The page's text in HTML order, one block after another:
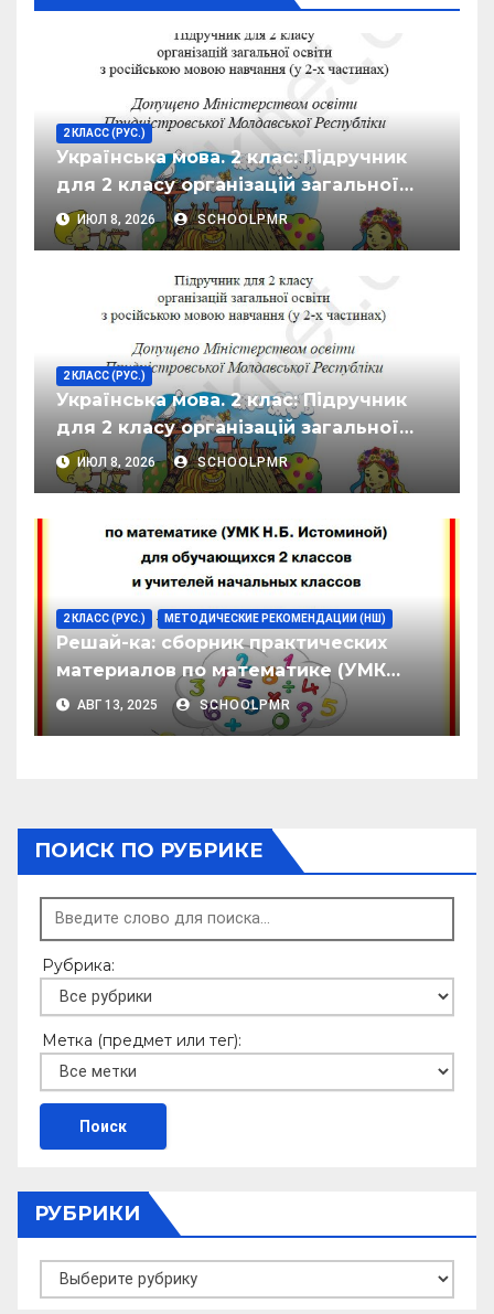
2 КЛАСС (РУС.)
Українська мова. 2 клас: Підручник
для 2 класу організацій загальної
загальної освіти з російською мовою
навчання у 2-х частинах, ч.2
ИЮЛ 8, 2026 SCHOOLPMR
2 КЛАСС (РУС.)
Українська мова. 2 клас: Підручник
для 2 класу організацій загальної
загальної освіти з російською мовою
навчання у 2-х частинах, ч.1
ИЮЛ 8, 2026 SCHOOLPMR
2 КЛАСС (РУС.) МЕТОДИЧЕСКИЕ РЕКОМЕНДАЦИИ (НШ)
Решай-ка: сборник практических
материалов по математике (УМК
Н.Б. Истоминой) для обучающихся
2 классов и учителей начальных
АВГ 13, 2025 SCHOOLPMR
ПОИСК ПО РУБРИКЕ
Рубрика:
Метка (предмет или тег):
РУБРИКИ
Рубрики